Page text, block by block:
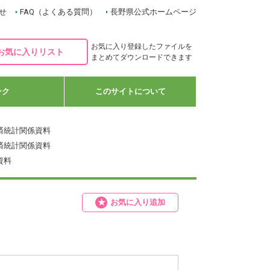
FAQ（よくある質問） 長野県公式ホームページ
気に入りリスト
お気に入り登録したファイルを
まとめてダウンロードできます
ク このサイトについて
統計関係資料
統計関係資料
料
お気に入り追加